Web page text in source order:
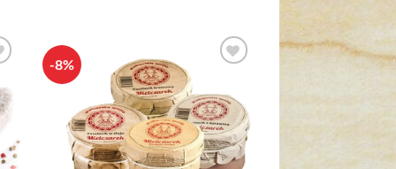
-8%
ulubionych